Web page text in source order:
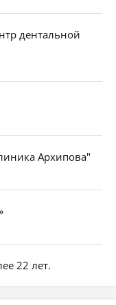
дентальной
Архипова"
22 лет.